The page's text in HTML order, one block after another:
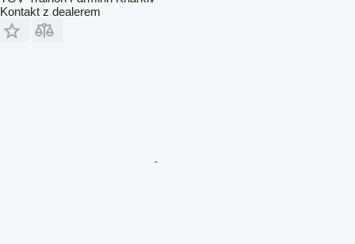
Kontakt z dealerem